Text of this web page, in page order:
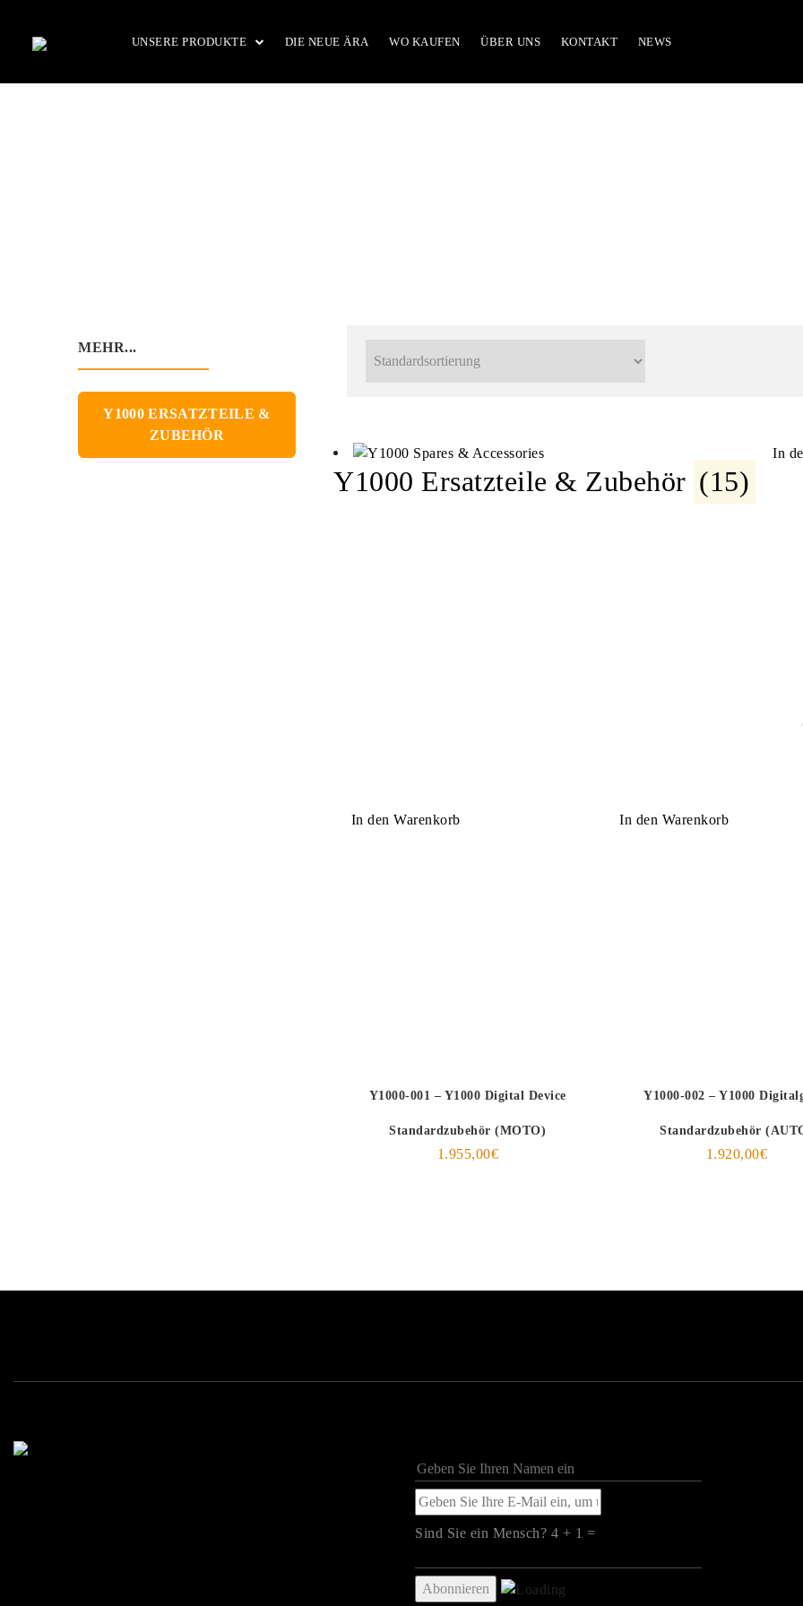
springen
UNSERE PRODUKTE DIE NEUE ÄRA WO KAUFEN ÜBER UNS KONTAKT NEWS
MEHR...
Y1000 ERSATZTEILE &
ZUBEHÖR
Y1000 Ersatzteile & Zubehör (15)
In
In den Warenkorb
Y1000-001 – Y1000 Digital Device
Standardzubehör (MOTO)
1.955,00€
In den Warenkorb
Y1000-002 – Y1000
Standardzubehör
1.920,00€
Sind Sie ein Mensch? 4 + 1 =